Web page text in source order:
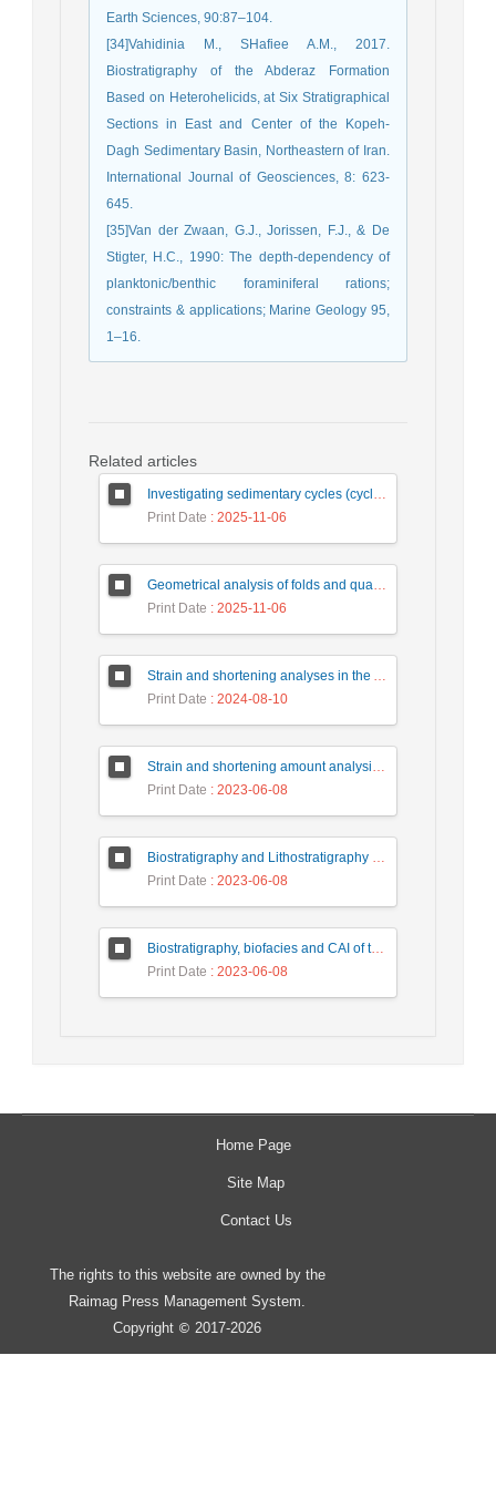
Earth Sciences, 90:87–104.
[34]Vahidinia M., SHafiee A.M., 2017.
Biostratigraphy of the Abderaz Formation
Based on Heterohelicids, at Six Stratigraphical
Sections in East and Center of the Kopeh-
Dagh Sedimentary Basin, Northeastern of Iran.
International Journal of Geosciences, 8: 623-
645.
[35]Van der Zwaan, G.J., Jorissen, F.J., & De
Stigter, H.C., 1990: The depth-dependency of
planktonic/benthic foraminiferal rations;
constraints & applications; Marine Geology 95,
1–16.
Related articles
Investigating sedimentary cycles (cyclostratigraphy) and compliance with biological boundaries - Upper Eocene - Oligocene in Pabdeh formations (upper part of Pabdeh formation) and Asmari in Marun oil field.
Print Date : 2025-11-06
Geometrical analysis of folds and quantitative strain values using balanced seismic profiles (Case study of Kupal oil field)
Print Date : 2025-11-06
Strain and shortening analyses in the Asmari horizon, Kupal oil field, Khuzestan province
Print Date : 2024-08-10
Strain and shortening amount analysis in the Asmari anticline, Khuzestan province
Print Date : 2023-06-08
Biostratigraphy and Lithostratigraphy of Pabdeh Formation is based on planktonic foraminifera in the section of Jahangirabad (south Ilam_ Zagros basin)
Print Date : 2023-06-08
Biostratigraphy, biofacies and CAI of the late Devonian deposits in Kale-Sardar section, North-east Tabas, based on conodont fauna
Print Date : 2023-06-08
Home Page
Site Map
Contact Us
The rights to this website are owned by the
Raimag Press Management System.
Copyright © 2017-2026